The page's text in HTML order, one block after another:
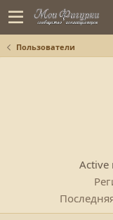
Пользователи
Active